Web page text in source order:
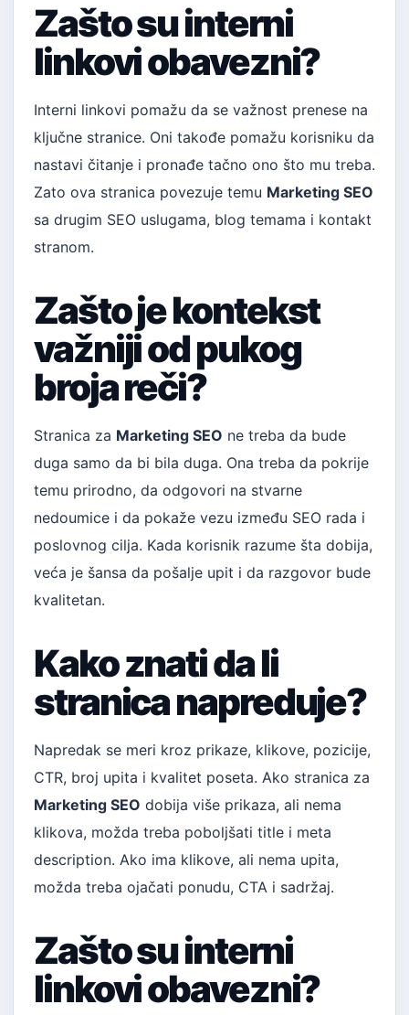
Zašto su interni
linkovi obavezni?
Interni linkovi pomažu da se važnost prenese na
ključne stranice. Oni takođe pomažu korisniku da
nastavi čitanje i pronađe tačno ono što mu treba.
Zato ova stranica povezuje temu Marketing SEO
sa drugim SEO uslugama, blog temama i kontakt
stranom.
Zašto je kontekst
važniji od pukog
broja reči?
Stranica za Marketing SEO ne treba da bude
duga samo da bi bila duga. Ona treba da pokrije
temu prirodno, da odgovori na stvarne
nedoumice i da pokaže vezu između SEO rada i
poslovnog cilja. Kada korisnik razume šta dobija,
veća je šansa da pošalje upit i da razgovor bude
kvalitetan.
Kako znati da li
stranica napreduje?
Napredak se meri kroz prikaze, klikove, pozicije,
CTR, broj upita i kvalitet poseta. Ako stranica za
Marketing SEO dobija više prikaza, ali nema
klikova, možda treba poboljšati title i meta
description. Ako ima klikove, ali nema upita,
možda treba ojačati ponudu, CTA i sadržaj.
Zašto su interni
linkovi obavezni?